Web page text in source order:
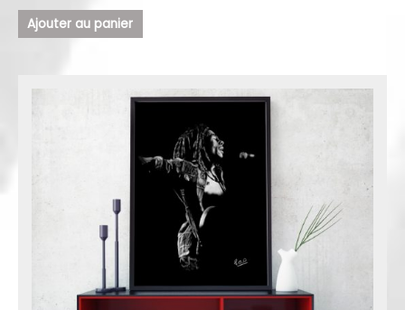
Ajouter au panier